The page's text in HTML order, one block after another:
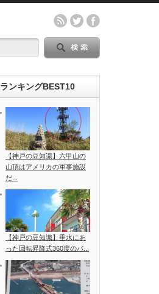
ランキングBEST10
【神戸の豆知識】六甲山の
山頂はアメリカの軍事施設
だ...
【神戸の豆知識】垂水にあ
った回転昇降式360度のパ...